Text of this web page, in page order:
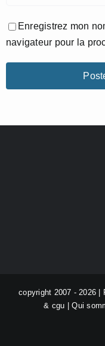
Enregistrez mon
navigateur pour la
copyright 2007 - 2026 |
& cgu |Qui